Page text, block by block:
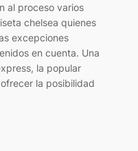
al proceso varios
chelsea quienes
excepciones
en cuenta. Una
la popular
la posibilidad